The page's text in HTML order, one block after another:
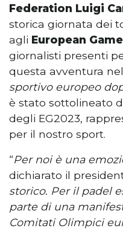
Federation Luigi
storica giornata dei
agli European
giornalisti presenti
questa avventura nel
sportivo europeo
è stato sottolineato
degli EG2023,
per il nostro sport.
“Per noi è una
dichiarato il
storico. Per il padel
parte di una
Comitati Olimpici